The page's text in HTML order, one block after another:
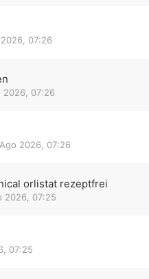
07:26
2026, 07:26
2026, 07:26
orlistat rezeptfrei
2026, 07:25
07:25